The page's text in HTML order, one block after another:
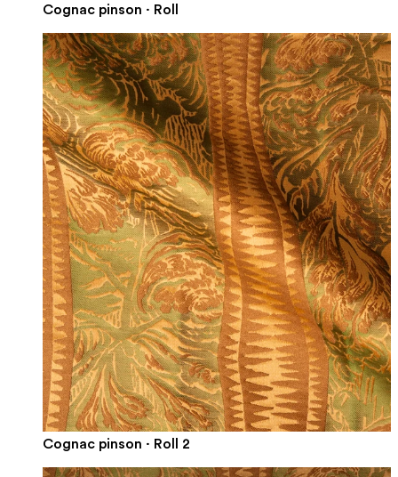
Cognac pinson · Roll
Cognac pinson · Roll 2